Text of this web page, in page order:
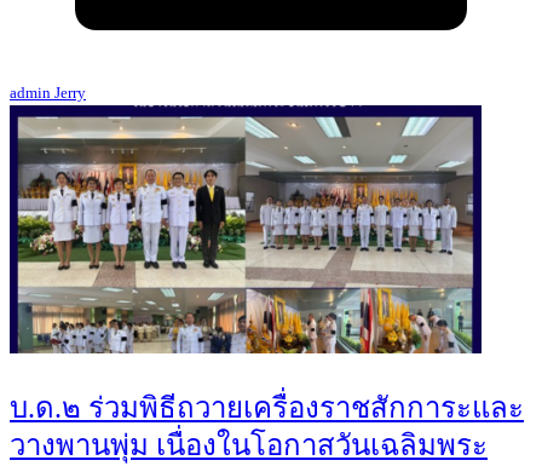
admin Jerry
บ.ด.๒ ร่วมพิธีถวายเครื่องราชสักการะและ
วางพานพุ่ม เนื่องในโอกาสวันเฉลิมพระ